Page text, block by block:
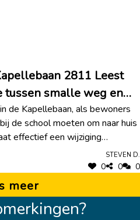
2811 Leest
heide)
de school moeten om naar huis
dat iets wel of niet mag
wordt. Bij de variant
zal zijn van de kleine
Kapelle op den bos. (ook al zou
zijn om naar onze voordeur te
Steven D.
0 0 0
meer